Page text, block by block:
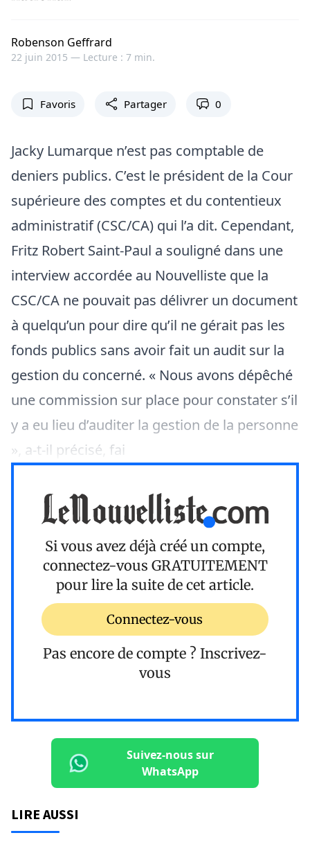
Robenson Geffrard
22 juin 2015 — Lecture : 7 min.
Favoris Partager 0
Jacky Lumarque n’est pas comptable de
deniers publics. C’est le président de la Cour
supérieure des comptes et du contentieux
administratif (CSC/CA) qui l’a dit. Cependant,
Fritz Robert Saint-Paul a souligné dans une
interview accordée au Nouvelliste que la
CSC/CA ne pouvait pas délivrer un document
à quelqu’un pour dire qu’il ne gérait pas les
fonds publics sans avoir fait un audit sur la
gestion du concerné. « Nous avons dépêché
une commission sur place pour constater s’il
y a eu lieu d’auditer la gestion de la personne
», a-t-il précisé, fai
Si vous avez déjà créé un compte,
connectez-vous GRATUITEMENT
pour lire la suite de cet article.
Connectez-vous
Pas encore de compte ? Inscrivez-
vous
Suivez-nous sur
WhatsApp
LIRE AUSSI